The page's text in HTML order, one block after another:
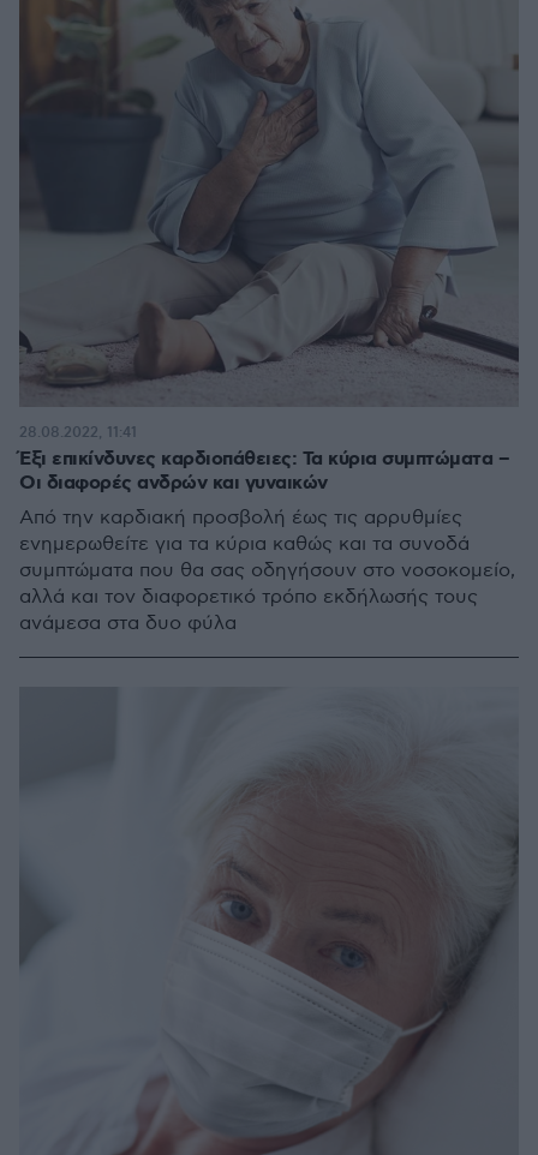
Έξι επικίνδυνες καρδιοπάθειες: Τα κύρια συμπτώματα –
Οι διαφορές ανδρών και γυναικών
Από την καρδιακή προσβολή έως τις αρρυθμίες
ενημερωθείτε για τα κύρια καθώς και τα συνοδά
συμπτώματα που θα σας οδηγήσουν στο νοσοκομείο,
αλλά και τον διαφορετικό τρόπο εκδήλωσής τους
ανάμεσα στα δυο φύλα
28.08.2022, 11:41